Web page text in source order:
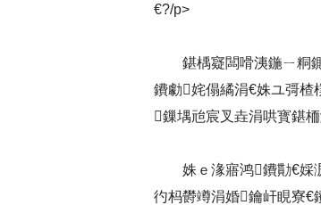
€?/p>
鍖楀寲闆嗗洟鍦ㄧ粡
鐨勮姹傝繘涓€姝ユ彁楂
鏁堣兘宸叉垚涓哄寳鍖
姝ｅ湪寤鸿鐨勩€婇
彴杩欎竴涓婚鑰屽睍寮€